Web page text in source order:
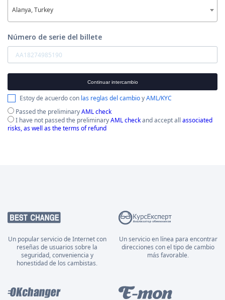
Alanya, Turkey
Número de serie del billete
Continuar intercambio
Estoy de acuerdo con las reglas del cambioyAML/KYC
Passed the preliminaryAML check
I have not passed the preliminaryAML checkand accept all associated
risks, as well as the terms of refund
Un popular servicio de Internet con
reseñas de usuarios sobre la
seguridad, conveniencia y
honestidad de los cambistas.
Un servicio en línea para encontrar
direcciones con el tipo de cambio
más favorable.